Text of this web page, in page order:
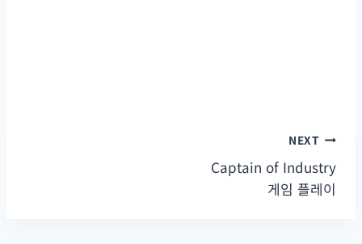
NEXT
Captain of Industry
게임 플레이